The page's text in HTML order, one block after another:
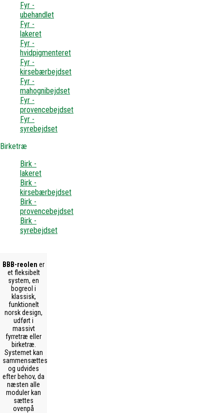
Fyr -
ubehandlet
Fyr -
lakeret
Fyr -
hvidpigmenteret
Fyr -
kirsebærbejdset
Fyr -
mahognibejdset
Fyr -
provencebejdset
Fyr -
syrebejdset
Birketræ
Birk -
lakeret
Birk -
kirsebærbejdset
Birk -
provencebejdset
Birk -
syrebejdset
BBB-reolen er
et fleksibelt
system, en
bogreol i
klassisk,
funktionelt
norsk design,
udført i
massivt
fyrretræ eller
birketræ.
Systemet kan
sammensættes
og udvides
efter behov, da
næsten alle
moduler kan
sættes
ovenpå